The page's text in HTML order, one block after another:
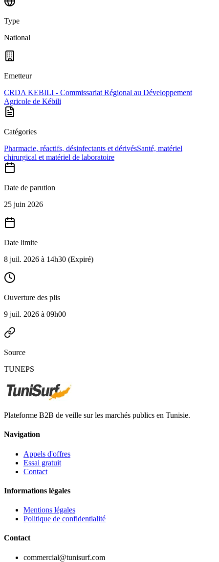
Type
National
Emetteur
CRDA KEBILI - Commissariat Régional au Développement
Agricole de Kébili
Catégories
Pharmacie, réactifs, désinfectants et dérivésSanté, matériel
chirurgical et matériel de laboratoire
Date de parution
25 juin 2026
Date limite
8 juil. 2026 à 14h30 (Expiré)
Ouverture des plis
9 juil. 2026 à 09h00
Source
TUNEPS
Plateforme B2B de veille sur les marchés publics en Tunisie.
Navigation
Appels d'offres
Essai gratuit
Contact
Informations légales
Mentions légales
Politique de confidentialité
Contact
commercial@tunisurf.com